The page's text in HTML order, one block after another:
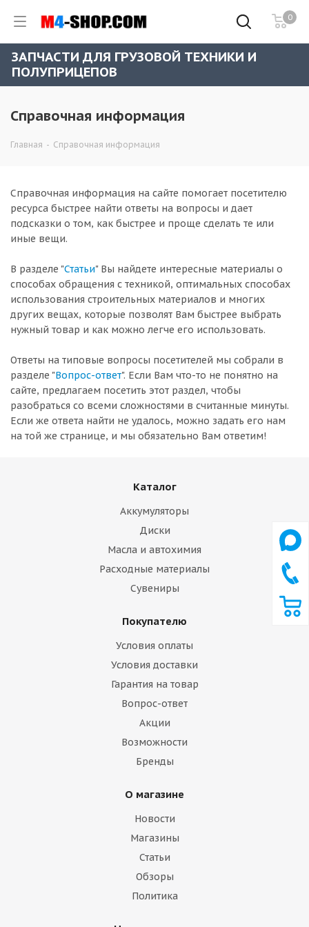
0
ЗАПЧАСТИ ДЛЯ ГРУЗОВОЙ ТЕХНИКИ И
ПОЛУПРИЦЕПОВ
Справочная информация
Главная - Справочная информация
Справочная информация на сайте помогает посетителю
ресурса быстрее найти ответы на вопросы и дает
подсказки о том, как быстрее и проще сделать те или
иные вещи.
В разделе "Статьи" Вы найдете интересные материалы о
способах обращения с техникой, оптимальных способах
использования строительных материалов и многих
других вещах, которые позволят Вам быстрее выбрать
нужный товар и как можно легче его использовать.
Ответы на типовые вопросы посетителей мы собрали в
разделе "Вопрос-ответ". Если Вам что-то не понятно на
сайте, предлагаем посетить этот раздел, чтобы
разобраться со всеми сложностями в считанные минуты.
Если же ответа найти не удалось, можно задать его нам
на той же странице, и мы обязательно Вам ответим!
Каталог
Аккумуляторы
Диски
Масла и автохимия
Расходные материалы
Сувениры
Покупателю
Условия оплаты
Условия доставки
Гарантия на товар
Вопрос-ответ
Акции
Возможности
Бренды
О магазине
Новости
Магазины
Статьи
Обзоры
Политика